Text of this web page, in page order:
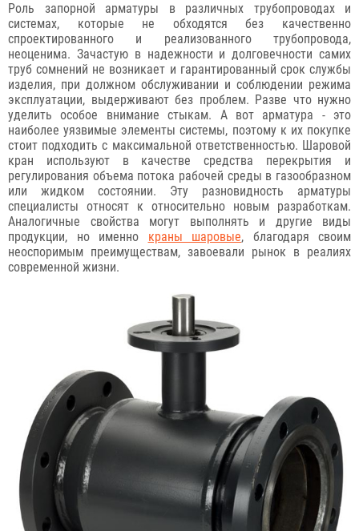
Роль запорной арматуры в различных трубопроводах и
системах, которые не обходятся без качественно
спроектированного и реализованного трубопровода,
неоценима. Зачастую в надежности и долговечности самих
труб сомнений не возникает и гарантированный срок службы
изделия, при должном обслуживании и соблюдении режима
эксплуатации, выдерживают без проблем. Разве что нужно
уделить особое внимание стыкам. А вот арматура - это
наиболее уязвимые элементы системы, поэтому к их покупке
стоит подходить с максимальной ответственностью. Шаровой
кран используют в качестве средства перекрытия и
регулирования объема потока рабочей среды в газообразном
или жидком состоянии. Эту разновидность арматуры
специалисты относят к относительно новым разработкам.
Аналогичные свойства могут выполнять и другие виды
продукции, но именно краны шаровые, благодаря своим
неоспоримым преимуществам, завоевали рынок в реалиях
современной жизни.